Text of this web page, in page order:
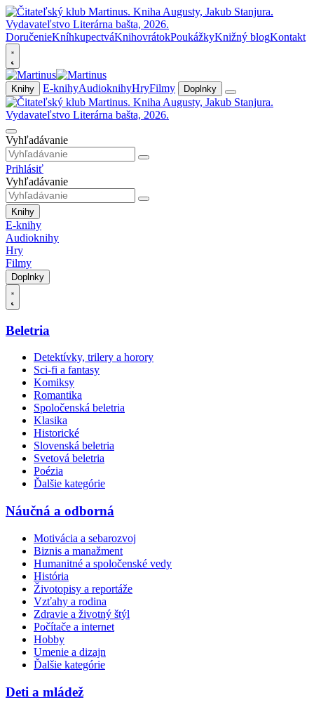
DoručenieKníhkupectváKnihovrátokPoukážkyKnižný blogKontakt
Knihy E-knihyAudioknihyHryFilmy Doplnky
Vyhľadávanie
Prihlásiť
Vyhľadávanie
Knihy
E-knihy
Audioknihy
Hry
Filmy
Doplnky
Beletria
Detektívky, trilery a horory
Sci-fi a fantasy
Komiksy
Romantika
Spoločenská beletria
Klasika
Historické
Slovenská beletria
Svetová beletria
Poézia
Ďalšie kategórie
Náučná a odborná
Motivácia a sebarozvoj
Biznis a manažment
Humanitné a spoločenské vedy
História
Životopisy a reportáže
Vzťahy a rodina
Zdravie a životný štýl
Počítače a internet
Hobby
Umenie a dizajn
Ďalšie kategórie
Deti a mládež